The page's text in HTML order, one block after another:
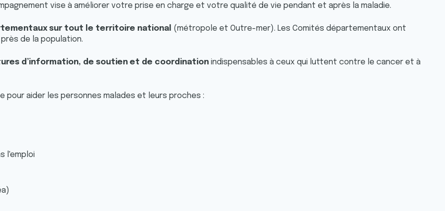
vise à améliorer votre prise en charge et votre qualité de vie pendant et après la maladie.
sur tout le territoire national (métropole et Outre-mer). Les Comités départementaux ont
de la population.
d’information, de soutien et de coordination indispensables à ceux qui luttent contre le cancer et à
pour aider les personnes malades et leurs proches :
l'emploi